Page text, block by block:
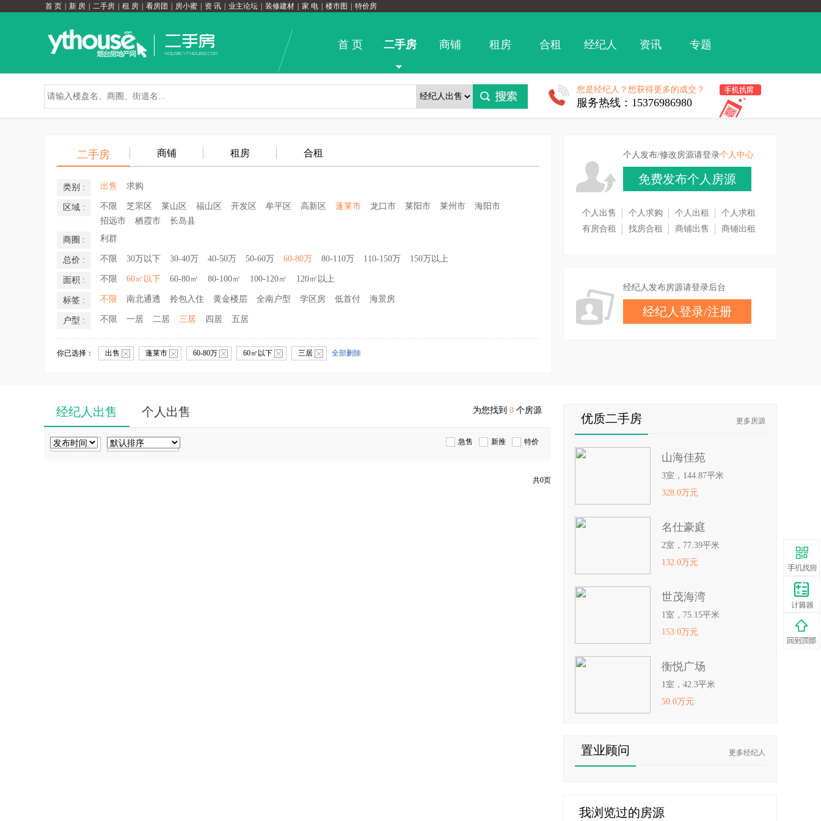
首 页 新 房 二手房 租 房 看房团 房小蜜 资 讯 业主论坛 装修建材 家 电 楼市图 特价房
首 页 二手房 商铺 租房 合租 经纪人 资讯 专题
您是经纪人？想获得更多的成交？
服务热线：15376986980
二手房 商铺 租房 合租
类别 : 出售 求购
区域 : 不限 芝罘区 莱山区 福山区 开发区 牟平区 高新区 蓬莱市 龙口市 莱阳市 莱州市
海阳市
招远市
栖霞市 长岛县
商圈 : 利群
总价 : 不限 30万以下 30-40万 40-50万 50-60万 60-80万 80-110万 110-150万 150万以上
面积 : 不限 60㎡以下 60-80㎡ 80-100㎡ 100-120㎡ 120㎡以上
标签 : 不限 南北通透 拎包入住 黄金楼层 全南户型 学区房 低首付 海景房
户型 : 不限 一居 二居 三居 四居 五居
你已选择： 出售 蓬莱市 60-80万 60㎡以下 三居 全部删除
个人发布/修改房源请登录个人中心
免费发布个人房源
个人出售 个人求购 个人出租
个人求租
有房合租
找房合租 商铺出售 商铺出租
经纪人发布房源请登录后台
经纪人登录/注册
经纪人出售 个人出售 为您找到 0 个房源
急售 新推 特价
共0页
优质二手房 更多房源
山海佳苑
3室，144.87平米
328.0万元
名仕豪庭
2室，77.39平米
132.0万元
世茂海湾
1室，75.15平米
153.0万元
衡悦广场
1室，42.3平米
50.0万元
置业顾问 更多经纪人
我浏览过的房源